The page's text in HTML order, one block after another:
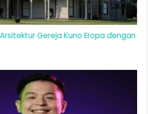
Gereja Kuno Eropa dengan